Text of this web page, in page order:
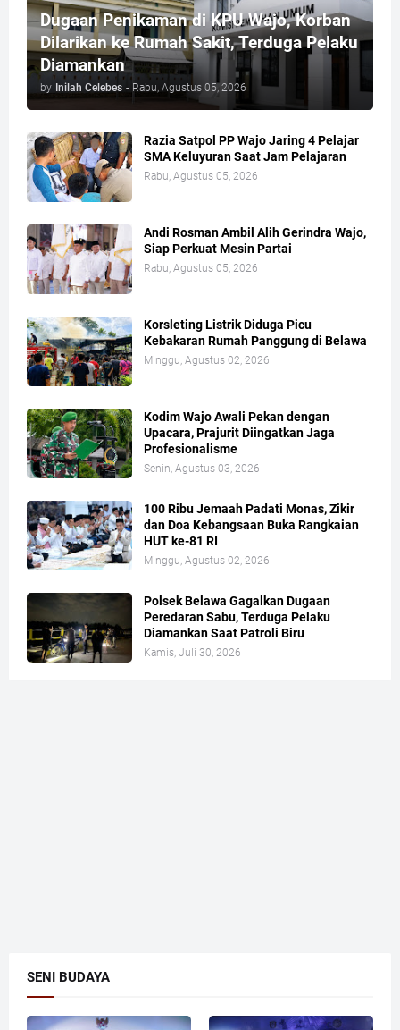
Dugaan Penikaman di KPU Wajo, Korban
Dilarikan ke Rumah Sakit, Terduga Pelaku
Diamankan
by Inilah Celebes - Rabu, Agustus 05, 2026
Razia Satpol PP Wajo Jaring 4 Pelajar
SMA Keluyuran Saat Jam Pelajaran
Rabu, Agustus 05, 2026
Andi Rosman Ambil Alih Gerindra Wajo,
Siap Perkuat Mesin Partai
Rabu, Agustus 05, 2026
Korsleting Listrik Diduga Picu
Kebakaran Rumah Panggung di Belawa
Minggu, Agustus 02, 2026
Kodim Wajo Awali Pekan dengan
Upacara, Prajurit Diingatkan Jaga
Profesionalisme
Senin, Agustus 03, 2026
100 Ribu Jemaah Padati Monas, Zikir
dan Doa Kebangsaan Buka Rangkaian
HUT ke-81 RI
Minggu, Agustus 02, 2026
Polsek Belawa Gagalkan Dugaan
Peredaran Sabu, Terduga Pelaku
Diamankan Saat Patroli Biru
Kamis, Juli 30, 2026
SENI BUDAYA